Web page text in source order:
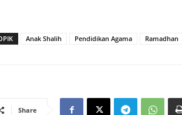
Anak Shalih Pendidikan Agama Ramadhan
Share